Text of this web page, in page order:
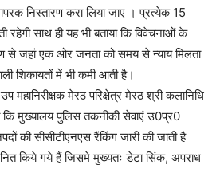
निस्तारण करा लिया जाए । प्रत्येक 15
रहेगी साथ ही यह भी बताया कि विवेचनाओं के
से जहां एक ओर जनता को समय से न्याय मिलता
शिकायतों में भी कमी आती है।
महानिरीक्षक मेरठ परिक्षेत्र मेरठ श्री कलानिधि
कि मुख्यालय पुलिस तकनीकी सेवाएं उ0प्र0
की सीसीटीएनएस रैंकिंग जारी की जाती है
किये गये हैं जिसमे मुख्यतः डेटा सिंक, अपराध